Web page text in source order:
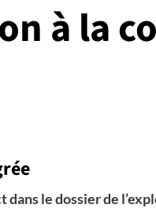
à la
le dossier de